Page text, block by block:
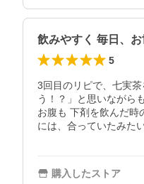
飲みやすく 毎日、お
5
3回目のリピで、七実
う！？」と思いながら
お腹も 下剤を飲んだ時
には、合っていたみた
購入したストア